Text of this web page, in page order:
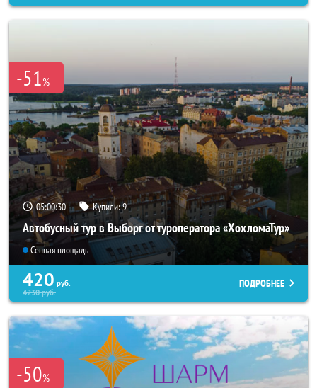
-51%
05:00:28 Купили:9
Автобусный тур в Выборг от туроператора «ХохломаТур»
Сенная площадь
420 руб.
4230руб.
ПОДРОБНЕЕ
-50%